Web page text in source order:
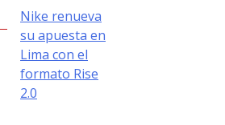
Nike renueva
su apuesta en
Lima con el
formato Rise
2.0